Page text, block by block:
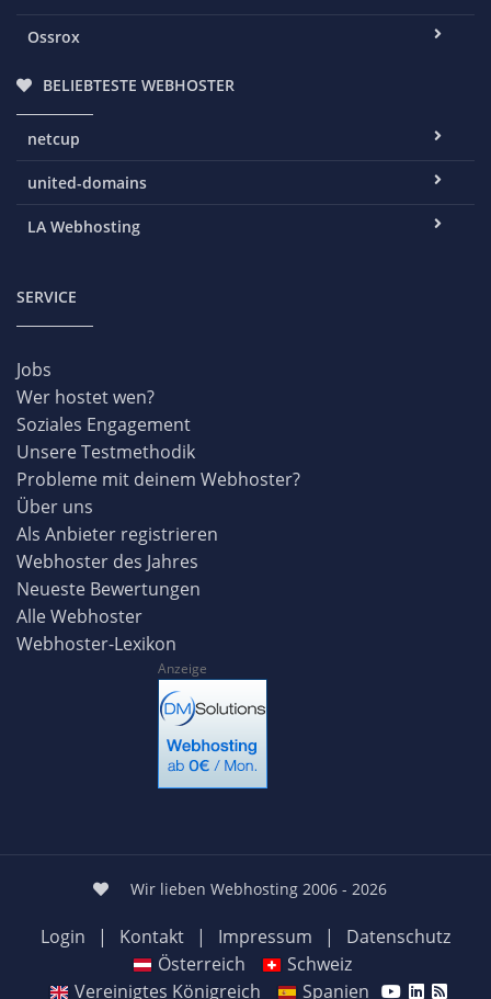
Ossrox
BELIEBTESTE WEBHOSTER
netcup
united-domains
LA Webhosting
SERVICE
Jobs
Wer hostet wen?
Soziales Engagement
Unsere Testmethodik
Probleme mit deinem Webhoster?
Über uns
Als Anbieter registrieren
Webhoster des Jahres
Neueste Bewertungen
Alle Webhoster
Webhoster-Lexikon
Anzeige
Wir lieben Webhosting 2006 - 2026
Login | Kontakt | Impressum |
Datenschutz
Österreich
Schweiz
Vereinigtes Königreich
Spanien